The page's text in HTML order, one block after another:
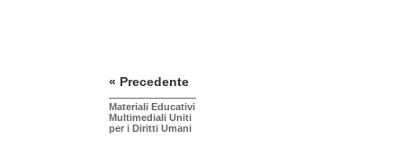
« Precedente
Materiali Educativi
Multimediali Uniti
per i Diritti Umani